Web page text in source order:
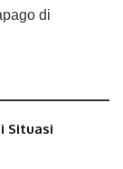
di
Situasi